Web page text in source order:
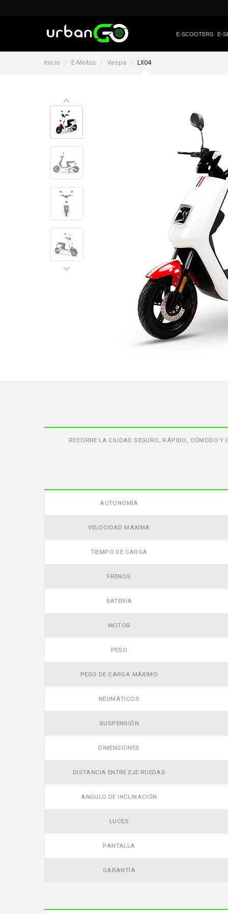
E-SCOOTERS E-
Inicio E-Motos Vespa LX04
RECORRE LA CIUDAD SEGURO, RÁPIDO, CÓMODO
AUTONOMÍA
VELOCIDAD MÁXIMA
TIEMPO DE CARGA
FRENOS
BATERÍA
MOTOR
PESO
PESO DE CARGA MÁXIMO
NEUMÁTICOS
SUSPENSIÓN
DIMENSIONES
DISTANCIA ENTRE EJE RUEDAS
ANGULO DE INCLINACIÓN
LUCES
PANTALLA
GARANTÍA